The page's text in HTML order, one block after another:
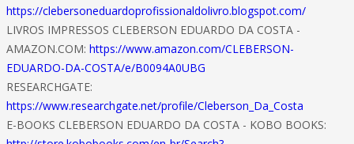
https://clebersoneduardoprofissionaldolivro.blogspot.com/
LIVROS IMPRESSOS CLEBERSON EDUARDO DA COSTA -
AMAZON.COM: https://www.amazon.com/CLEBERSON-
EDUARDO-DA-COSTA/e/B0094A0UBG
RESEARCHGATE:
https://www.researchgate.net/profile/Cleberson_Da_Costa
E-BOOKS CLEBERSON EDUARDO DA COSTA - KOBO BOOKS: